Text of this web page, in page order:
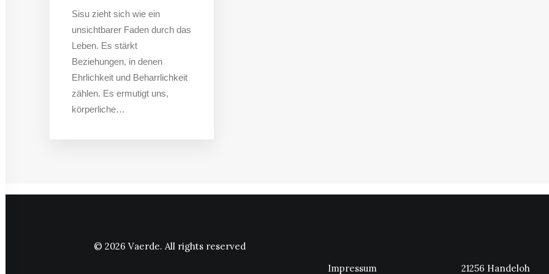
Sisu zieht sich wie ein
unsichtbarer Faden durch das
Leben. Es stärkt
Beziehungen, in denen
Ehrlichkeit und Beharrlichkeit
zählen. Es ermutigt uns,
körperliche…
© 2026 Vaerde. All rights reserved
Impressum
21256 Handeloh